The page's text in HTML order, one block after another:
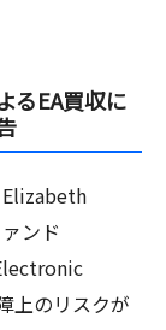
るEA買収に
ンド
上のリスクが